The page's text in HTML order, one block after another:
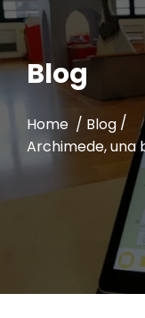
Blog
Home / Blog /
Archimede, una